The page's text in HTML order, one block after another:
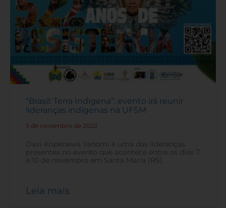
“Brasil: Terra Indígena”: evento irá reunir
lideranças indígenas na UFSM
5 de novembro de 2022
Davi Kopenawa Yanomi é uma das lideranças
presentes no evento que acontece entre os dias 7
e 10 de novembro em Santa Maria (RS).
Leia mais